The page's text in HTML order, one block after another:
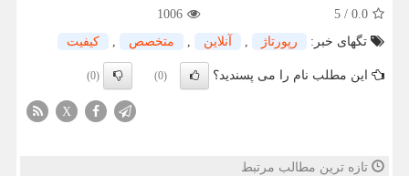
0.0
/
5
1006
تگهای خبر:
رپورتاژ , آنلاین , متخصص , كیفیت
این مطلب نام را می پسندید؟ (0)
(0)
X
تازه ترین مطالب مرتبط